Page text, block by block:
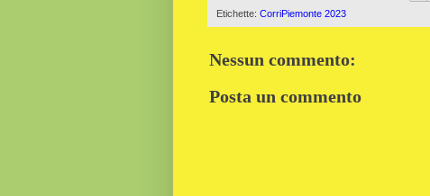
Etichette: CorriPiemonte 2023
Nessun commento:
Posta un commento